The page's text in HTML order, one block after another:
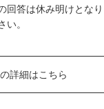
回答は休み明けとなり
い。
詳細はこちら